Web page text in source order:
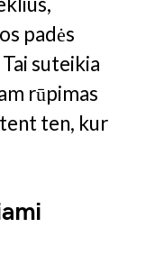
padės
suteikia
rūpimas
ten, kur